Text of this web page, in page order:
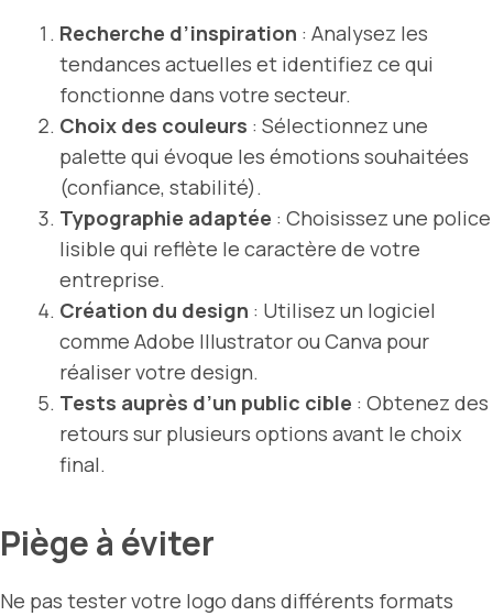
Recherche d’inspiration : Analysez les
tendances actuelles et identifiez ce qui
fonctionne dans votre secteur.
Choix des couleurs : Sélectionnez une
palette qui évoque les émotions souhaitées
(confiance, stabilité).
Typographie adaptée : Choisissez une police
lisible qui reflète le caractère de votre
entreprise.
Création du design : Utilisez un logiciel
comme Adobe Illustrator ou Canva pour
réaliser votre design.
Tests auprès d’un public cible : Obtenez des
retours sur plusieurs options avant le choix
final.
Piège à éviter
Ne pas tester votre logo dans différents formats